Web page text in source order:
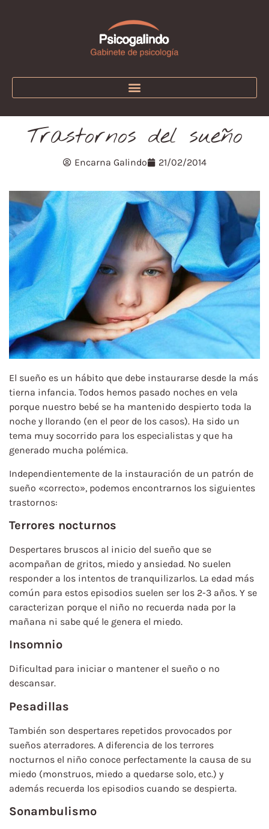
Trastornos del sueño
Encarna Galindo 21/02/2014
El sueño es un hábito que debe instaurarse desde la más
tierna infancia. Todos hemos pasado noches en vela
porque nuestro bebé se ha mantenido despierto toda la
noche y llorando (en el peor de los casos). Ha sido un
tema muy socorrido para los especialistas y que ha
generado mucha polémica.
Independientemente de la instauración de un patrón de
sueño «correcto», podemos encontrarnos los siguientes
trastornos:
Terrores nocturnos
Despertares bruscos al inicio del sueño que se
acompañan de gritos, miedo y ansiedad. No suelen
responder a los intentos de tranquilizarlos. La edad más
común para estos episodios suelen ser los 2-3 años. Y se
caracterizan porque el niño no recuerda nada por la
mañana ni sabe qué le genera el miedo.
Insomnio
Dificultad para iniciar o mantener el sueño o no
descansar.
Pesadillas
También son despertares repetidos provocados por
sueños aterradores. A diferencia de los terrores
nocturnos el niño conoce perfectamente la causa de su
miedo (monstruos, miedo a quedarse solo, etc.) y
además recuerda los episodios cuando se despierta.
Sonambulismo